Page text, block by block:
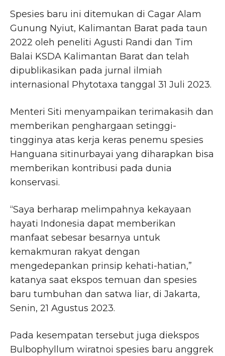
Spesies baru ini ditemukan di Cagar Alam
Gunung Nyiut, Kalimantan Barat pada taun
2022 oleh peneliti Agusti Randi dan Tim
Balai KSDA Kalimantan Barat dan telah
dipublikasikan pada jurnal ilmiah
internasional Phytotaxa tanggal 31 Juli 2023.
Menteri Siti menyampaikan terimakasih dan
memberikan penghargaan setinggi-
tingginya atas kerja keras penemu spesies
Hanguana sitinurbayai yang diharapkan bisa
memberikan kontribusi pada dunia
konservasi.
“Saya berharap melimpahnya kekayaan
hayati Indonesia dapat memberikan
manfaat sebesar besarnya untuk
kemakmuran rakyat dengan
mengedepankan prinsip kehati-hatian,”
katanya saat ekspos temuan dan spesies
baru tumbuhan dan satwa liar, di Jakarta,
Senin, 21 Agustus 2023.
Pada kesempatan tersebut juga diekspos
Bulbophyllum wiratnoi spesies baru anggrek